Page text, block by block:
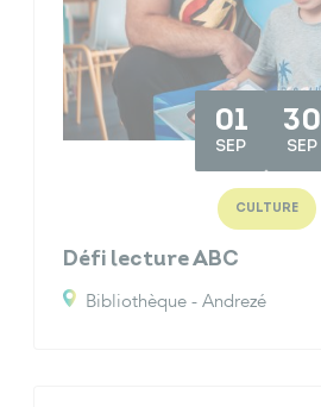
01
SEP
30
SEP
CULTURE
Défi lecture ABC
Bibliothèque - Andrezé